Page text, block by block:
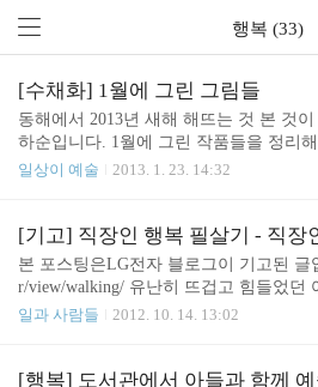
행복 (33)
[수채화] 1월에 그린 그림들
동해에서 2013년 새해 해뜨는 것 본 것
하순입니다. 1월에 그린 작품들을 정리
맞이 가족 여행 중에 그린 그림입니다.
다. ^^ 2. 우리가족 애마 스포티지 8년동
구. 10만 Km 넘게 달렸는데 아직도 새차
많이 고맙네요. 3. 분홍색 카라 아내가
빛나는 부분을 표현하기 위해 배경을 어
에도 불구하고 여러번 채색하니 불투명
일상이 예술 2013. 1. 23. 14:32
[기고] 직장인 행복 필살기 -
본 포스팅은LG전자 블로그이 기고된 글
r/view/walking/ 유난히 뜨겁고 힘들었던
아침 저녁으로 불어오는 서늘한 바람에
로 권해드립니다.걷기 좋은 계절이 온다
일과 사람들 2012. 10. 14. 13:02
[행복] 도서관에서 아들과 함께 예